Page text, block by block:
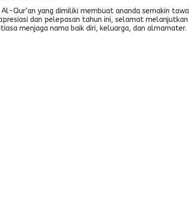
Qur’an yang dimiliki membuat ananda semakin
dan pelepasan tahun ini, selamat
menjaga nama baik diri, keluarga, dan almamater.